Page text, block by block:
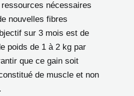
nécessaires
nouvelles fibres
sur 3 mois est de
poids de 1 à 2 kg par
que ce gain soit
de muscle et non